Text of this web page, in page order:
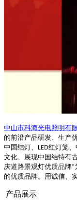
中山市科海光电照明有
的前沿产品研发、生产
中国结灯、 LED红灯笼
文化、展现中国结特有
庆道路景观灯优质品牌”
的优质品牌。用诚信、
产品展示